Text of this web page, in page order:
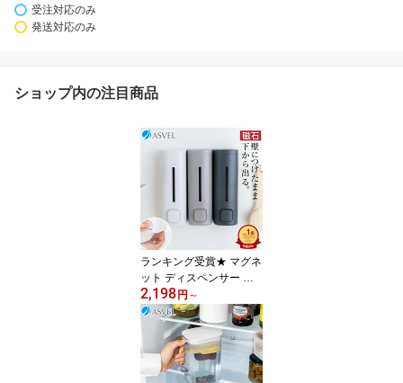
受注対応のみ
発送対応のみ
ショップ内の注目商品
ランキング受賞★ マグネ
ット ディスペンサー 下
から出る 磁石 壁掛け 浮
かせる収納 シャンプーボ
トル 詰め替えボトル 最
後まで使える おしゃれ
容器 シャンプー ボディ
ーソープ トリートメント
2,198 円 ～